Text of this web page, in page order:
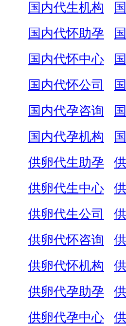
国内代生机构
国内代怀助孕
国内代怀中心
国内代怀公司
国内代孕咨询
国内代孕机构
供卵代生助孕
供卵代生中心
供卵代生公司
供卵代怀咨询
供卵代怀机构
供卵代孕助孕
供卵代孕中心